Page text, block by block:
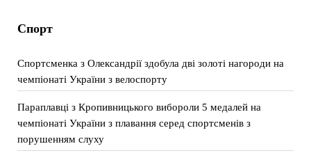
Спорт
Спортсменка з Олександрії здобула дві золоті нагороди на
чемпіонаті України з велоспорту
Параплавці з Кропивницького вибороли 5 медалей на
чемпіонаті України з плавання серед спортсменів з
порушенням слуху